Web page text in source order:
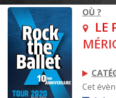
OÙ ?
LE
Cet